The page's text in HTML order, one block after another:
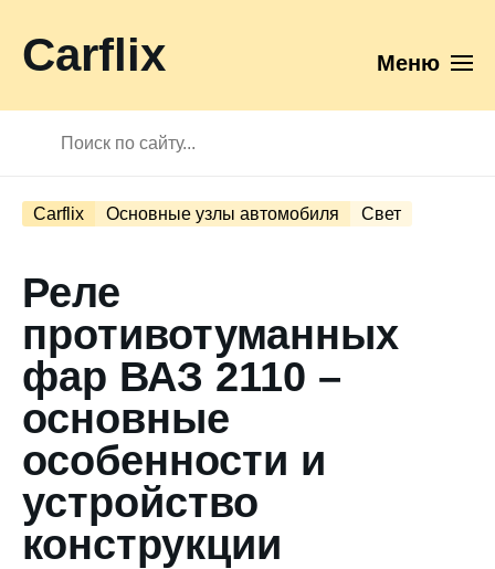
Carflix Меню
Carflix Основные узлы автомобиля Свет
Реле
противотуманных
фар ВАЗ 2110 –
основные
особенности и
устройство
конструкции